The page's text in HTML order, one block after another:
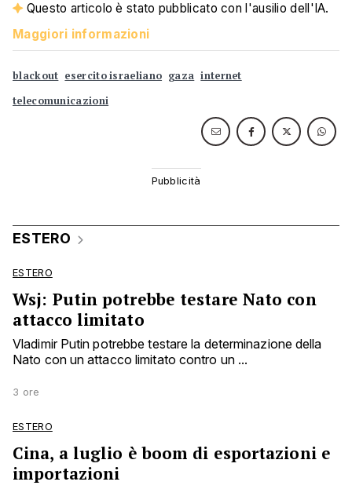
Questo articolo è stato pubblicato con l'ausilio dell'IA.
Maggiori informazioni
blackout esercito israeliano gaza internet
telecomunicazioni
ESTERO
ESTERO
Wsj: Putin potrebbe testare Nato con
attacco limitato
Vladimir Putin potrebbe testare la determinazione della
Nato con un attacco limitato contro un ...
3 ore
ESTERO
Cina, a luglio è boom di esportazioni e
importazioni